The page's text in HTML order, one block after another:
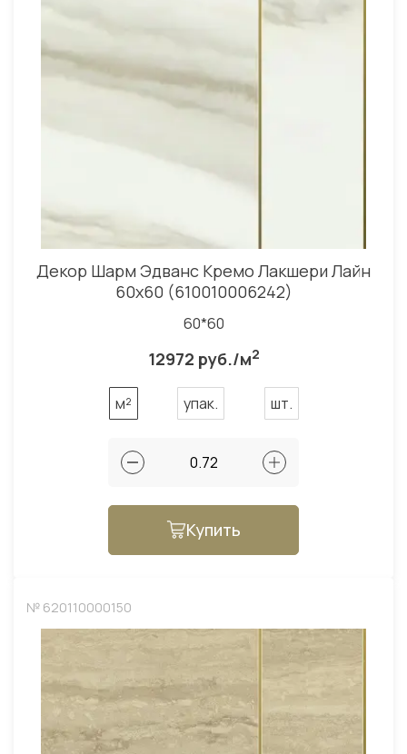
Декор Шарм Эдванс Кремо Лакшери Лайн
60x60 (610010006242)
60*60
12972 руб./м2
м² упак. шт.
Купить
№ 620110000150